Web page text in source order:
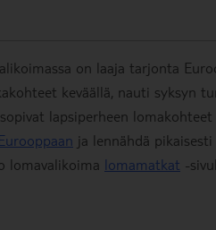
on laaja tarjonta
keväällä, nauti syksyn
lapsiperheen lomakohteet
ja lennähdä
lomavalikoima lomamatkat -